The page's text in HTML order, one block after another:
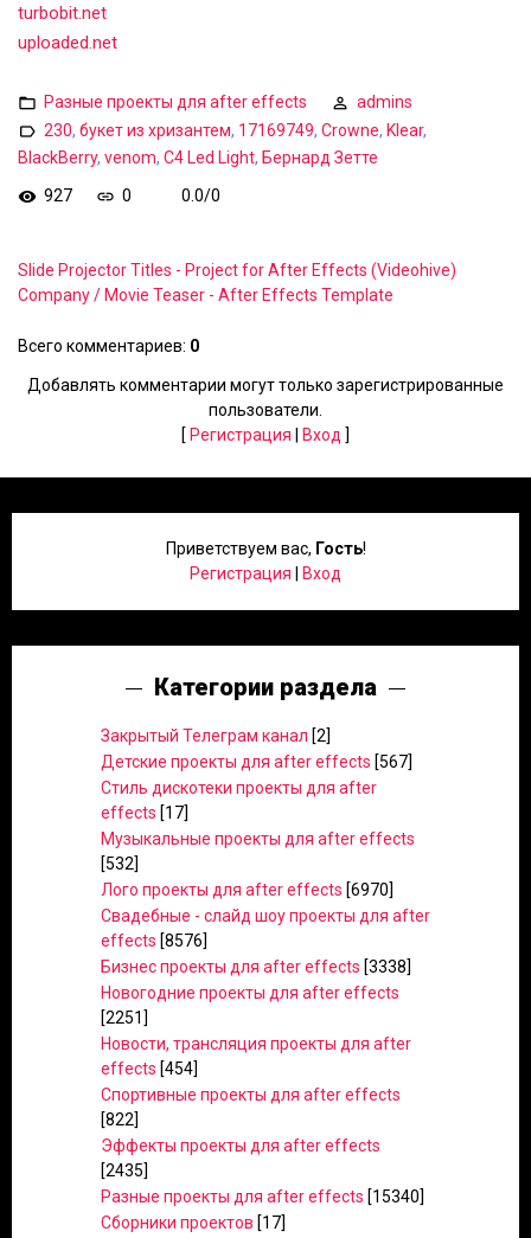
turbobit.net
uploaded.net
Разные проекты для after effects
admins
230, букет из хризантем, 17169749, Crowne, Klear,
BlackBerry, venom, C4 Led Light, Бернард Зетте
927
0 0.0/0
Slide Projector Titles - Project for After Effects (Videohive)
Company / Movie Teaser - After Effects Template
Всего комментариев: 0
Добавлять комментарии могут только зарегистрированные
пользователи.
[ Регистрация Вход ]
Приветствуем вас, Гость!
Регистрация
Вход
Категории раздела
Закрытый Телеграм канал [2]
Детские проекты для after effects [567]
Стиль дискотеки проекты для after
effects [17]
Музыкальные проекты для after effects
[532]
Лого проекты для after effects [6970]
Свадебные - слайд шоу проекты для after
effects [8576]
Бизнес проекты для after effects [3338]
Новогодние проекты для after effects
[2251]
Новости, трансляция проекты для after
effects [454]
Спортивные проекты для after effects
[822]
Эффекты проекты для after effects
[2435]
Разные проекты для after effects [15340]
Сборники проектов [17]